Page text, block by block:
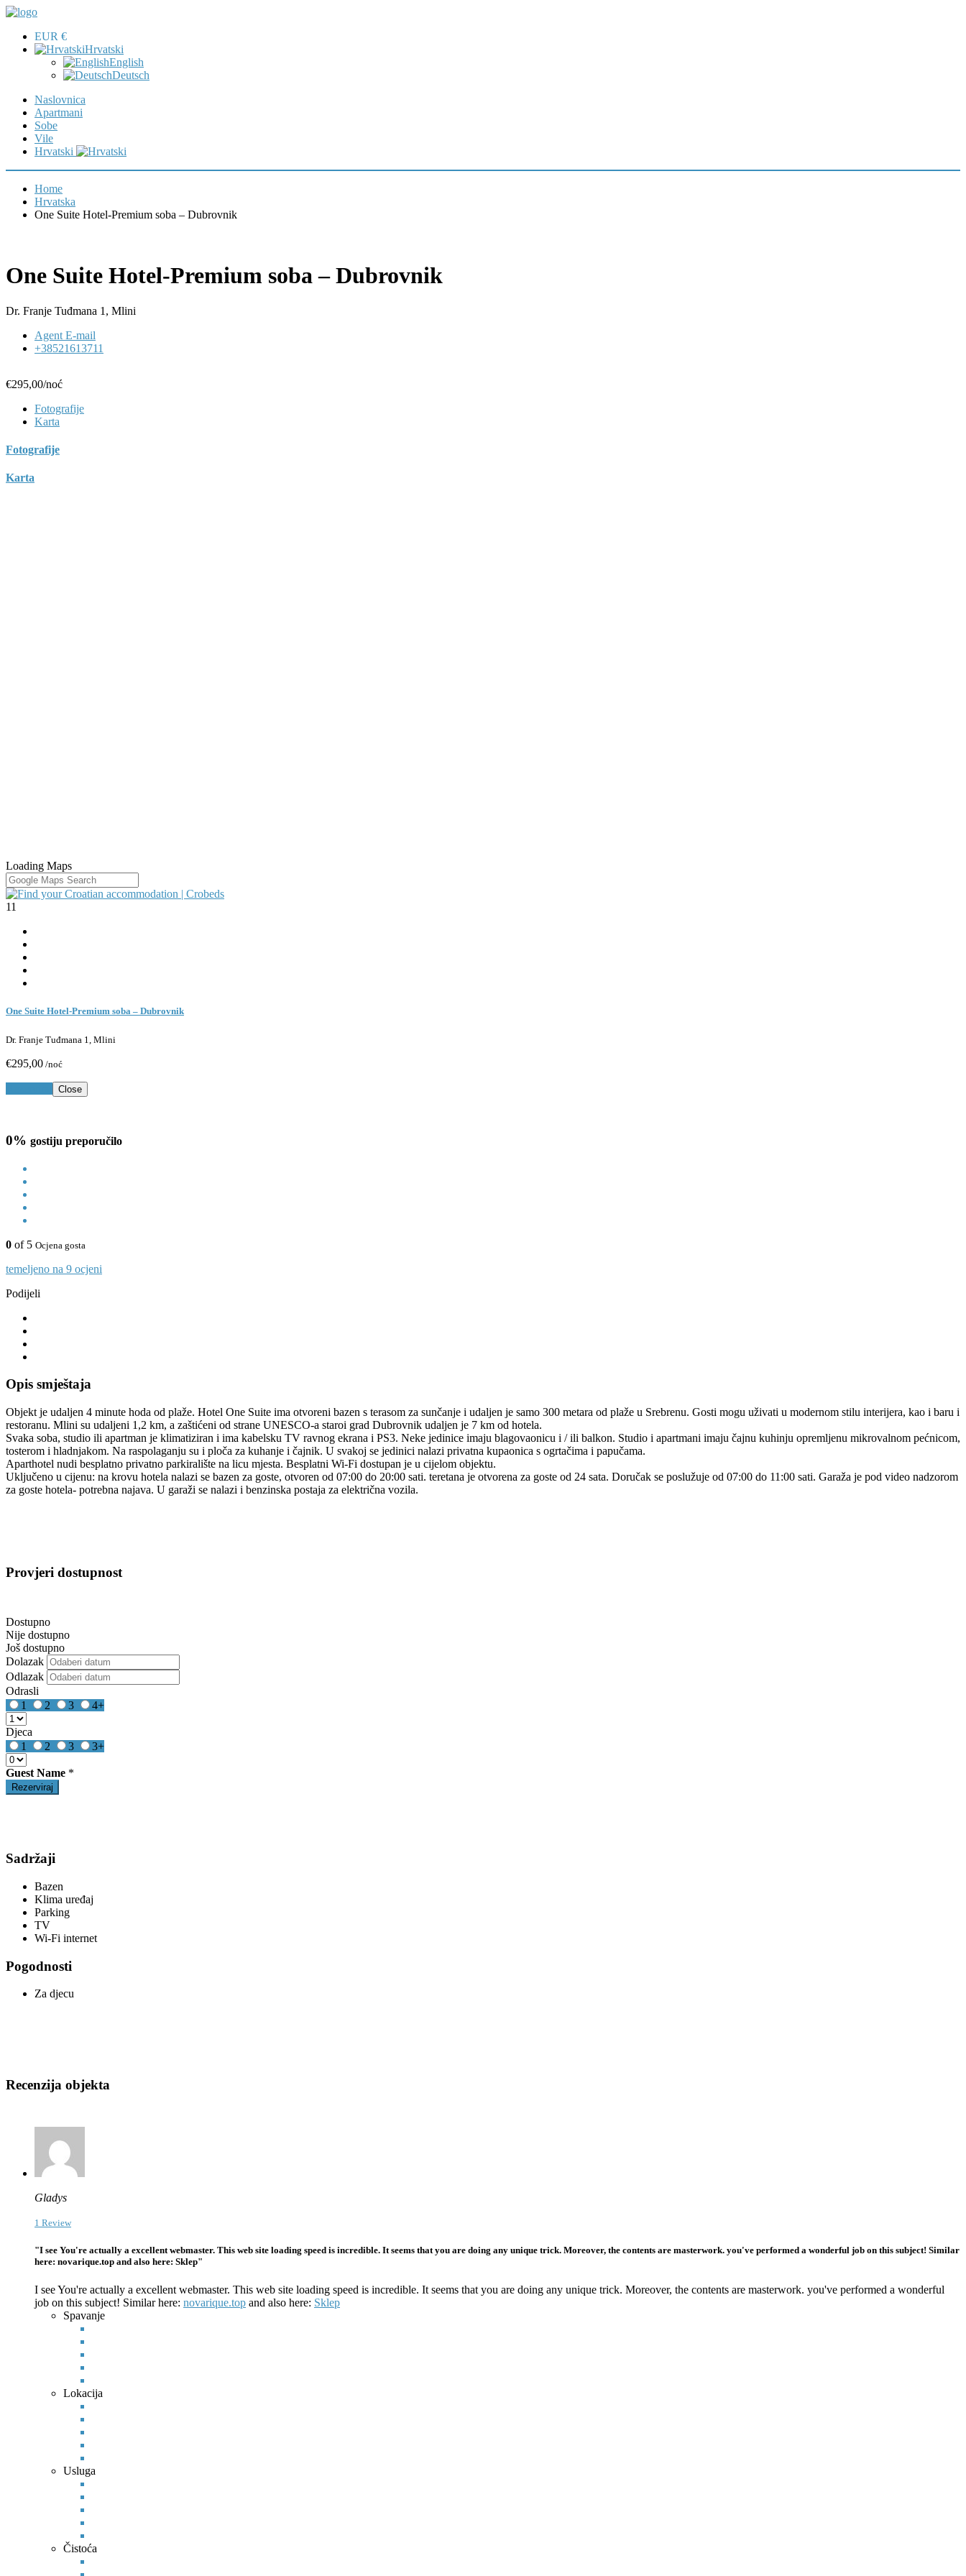
EUR €
Hrvatski
English
Deutsch
Naslovnica
Apartmani
Sobe
Vile
Hrvatski
Home
Hrvatska
One Suite Hotel-Premium soba – Dubrovnik
One Suite Hotel-Premium soba – Dubrovnik
Dr. Franje Tuđmana 1, Mlini
Agent E-mail
+38521613711
€295,00/noć
Fotografije
Karta
Fotografije
Karta
Loading Maps
11
One Suite Hotel-Premium soba – Dubrovnik
Dr. Franje Tuđmana 1, Mlini
€295,00 /noć
Close
0% gostiju preporučilo
0 of 5 Ocjena gosta
temeljeno na 9 ocjeni
Podijeli
Opis smještaja
Objekt je udaljen 4 minute hoda od plaže. Hotel One Suite ima otvoreni bazen s terasom za sunčanje i udaljen je samo 300 metara od plaže u Srebrenu. Gosti mogu uživati ​​u modernom stilu interijera, kao i baru i
restoranu. Mlini su udaljeni 1,2 km, a zaštićeni od strane UNESCO-a staroi grad Dubrovnik udaljen je 7 km od hotela.
Svaka soba, studio ili apartman je klimatiziran i ima kabelsku TV ravnog ekrana i PS3. Neke jedinice imaju blagovaonicu i / ili balkon. Studio i apartmani imaju čajnu kuhinju opremljenu mikrovalnom pećnicom,
tosterom i hladnjakom. Na raspolaganju su i ploča za kuhanje i čajnik. U svakoj se jedinici nalazi privatna kupaonica s ogrtačima i papučama.
Aparthotel nudi besplatno privatno parkiralište na licu mjesta. Besplatni Wi-Fi dostupan je u cijelom objektu.
Uključeno u cijenu: na krovu hotela nalazi se bazen za goste, otvoren od 07:00 do 20:00 sati. teretana je otvorena za goste od 24 sata. Doručak se poslužuje od 07:00 do 11:00 sati. Garaža je pod video nadzorom
za goste hotela- potrebna najava. U garaži se nalazi i benzinska postaja za električna vozila.
Provjeri dostupnost
Dostupno
Nije dostupno
Još dostupno
Dolazak
Odlazak
Odrasli
1
2 3 4+
Djeca
1
2 3 3+
Guest Name *
Sadržaji
Bazen
Klima uređaj
Parking
TV
Wi-Fi internet
Pogodnosti
Za djecu
Recenzija objekta
Gladys
1 Review
"I see You're actually a excellent webmaster. This web site loading speed is incredible. It seems that you are doing any unique trick. Moreover, the contents are masterwork. you've performed a wonderful job on this subject! Similar
here: novarique.top and also here: Sklep"
I see You're actually a excellent webmaster. This web site loading speed is incredible. It seems that you are doing any unique trick. Moreover, the contents are masterwork. you've performed a wonderful
job on this subject! Similar here: novarique.top and also here: Sklep
Spavanje
Lokacija
Usluga
Čistoća